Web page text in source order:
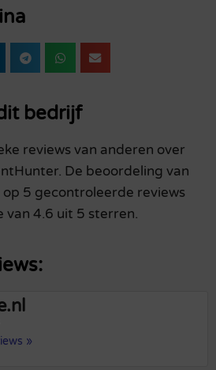
bedrijf
reviews van anderen over
De beoordeling van
5 gecontroleerde reviews
van 4.6 uit 5 sterren.
»